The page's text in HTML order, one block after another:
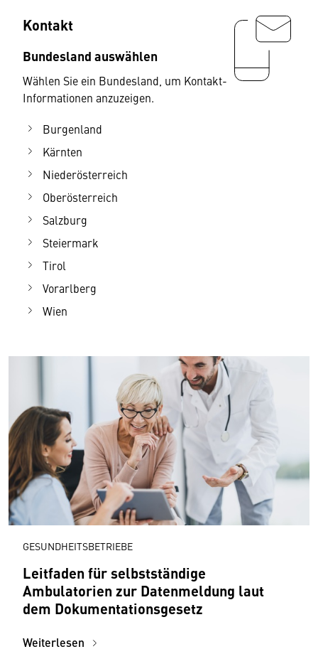
Kontakt
Bundesland auswählen
Wählen Sie ein Bundesland, um Kontakt-
Informationen anzuzeigen.
Burgenland
Kärnten
Niederösterreich
Oberösterreich
Salzburg
Steiermark
Tirol
Vorarlberg
Wien
GESUNDHEITSBETRIEBE
Leitfaden für selbstständige
Ambulatorien zur Datenmeldung laut
dem Dokumentationsgesetz
Weiterlesen